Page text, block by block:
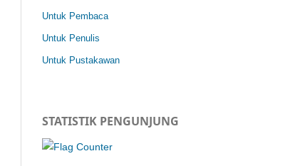
Untuk Pembaca
Untuk Penulis
Untuk Pustakawan
STATISTIK PENGUNJUNG